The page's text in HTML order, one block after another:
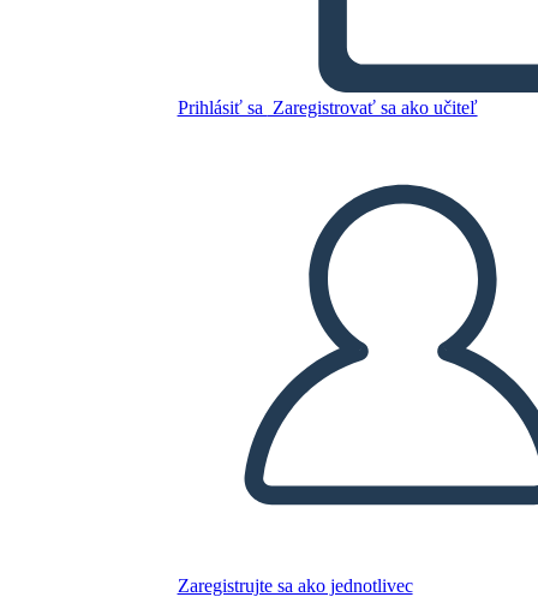
Prihlásiť sa Zaregistrovať sa ako učiteľ
Zaregistrujte sa ako jednotlivec
Skopírujte tento Storyboard
VYTVORIŤ STORYBOARD
PREHRAŤ PREZENTÁCIU
ČÍTAJ MI